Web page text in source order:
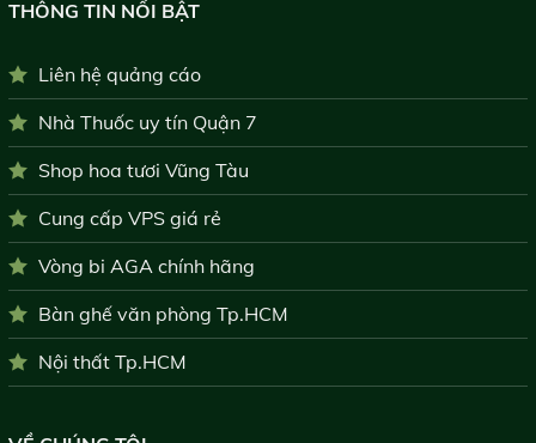
THÔNG TIN NỔI BẬT
Liên hệ quảng cáo
Nhà Thuốc uy tín Quận 7
Shop hoa tươi Vũng Tàu
Cung cấp VPS giá rẻ
Vòng bi AGA chính hãng
Bàn ghế văn phòng Tp.HCM
Nội thất Tp.HCM